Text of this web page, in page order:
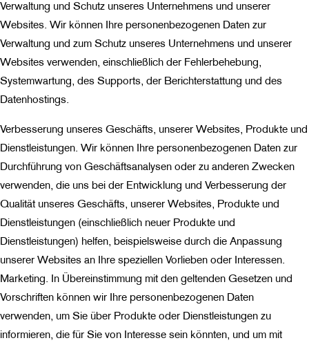
Verwaltung und Schutz unseres Unternehmens und unserer
Websites. Wir können Ihre personenbezogenen Daten zur
Verwaltung und zum Schutz unseres Unternehmens und unserer
Websites verwenden, einschließlich der Fehlerbehebung,
Systemwartung, des Supports, der Berichterstattung und des
Datenhostings.
Verbesserung unseres Geschäfts, unserer Websites, Produkte und
Dienstleistungen. Wir können Ihre personenbezogenen Daten zur
Durchführung von Geschäftsanalysen oder zu anderen Zwecken
verwenden, die uns bei der Entwicklung und Verbesserung der
Qualität unseres Geschäfts, unserer Websites, Produkte und
Dienstleistungen (einschließlich neuer Produkte und
Dienstleistungen) helfen, beispielsweise durch die Anpassung
unserer Websites an Ihre speziellen Vorlieben oder Interessen.
Marketing. In Übereinstimmung mit den geltenden Gesetzen und
Vorschriften können wir Ihre personenbezogenen Daten
verwenden, um Sie über Produkte oder Dienstleistungen zu
informieren, die für Sie von Interesse sein könnten, und um mit